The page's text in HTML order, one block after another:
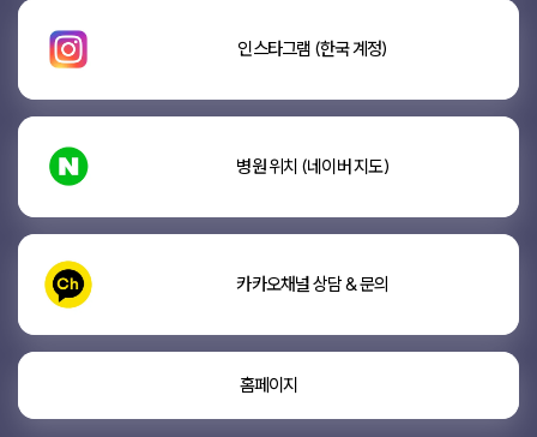
인스타그램 (한국 계정)
병원 위치 (네이버 지도)
카카오채널 상담 & 문의
홈페이지